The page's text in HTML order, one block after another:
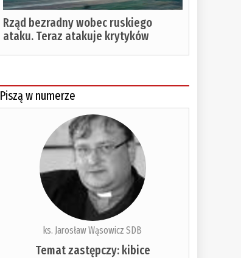
Rząd bezradny wobec ruskiego
ataku. Teraz atakuje krytyków
Piszą w numerze
ks. Jarosław Wąsowicz SDB
Temat zastępczy: kibice